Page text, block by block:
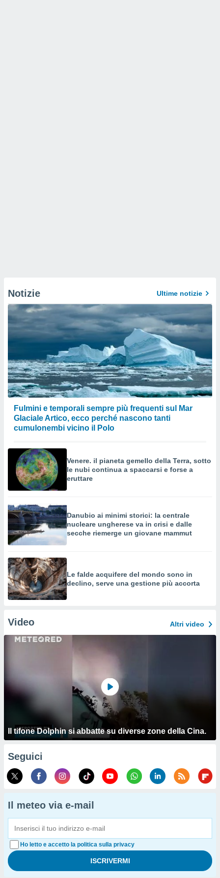
Notizie Ultime notizie
Fulmini e temporali sempre più frequenti sul Mar
Glaciale Artico, ecco perché nascono tanti
cumulonembi vicino il Polo
Venere. il pianeta gemello della Terra, sotto
le nubi continua a spaccarsi e forse a
eruttare
Danubio ai minimi storici: la centrale
nucleare ungherese va in crisi e dalle
secche riemerge un giovane mammut
Le falde acquifere del mondo sono in
declino, serve una gestione più accorta
Video Altri video
Il tifone Dolphin si abbatte su diverse zone della Cina.
Seguici
Il meteo via e-mail
Ho letto e accetto la politica sulla privacy